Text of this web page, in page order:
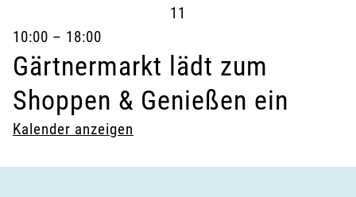
11
10:00 – 18:00
Gärtnermarkt lädt zum
Shoppen & Genießen ein
Kalender anzeigen